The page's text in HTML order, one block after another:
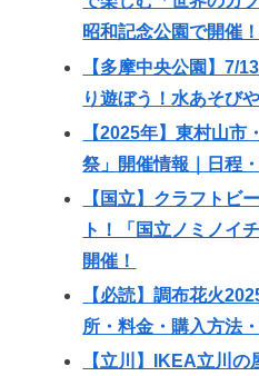
昭和記念公園で開催！
【多摩中央公園】7/
り遊ぼう！水あそび
【2025年】東村山市
祭」開催情報｜日程
【国立】クラフトビ
ト！「国立ノミノイ
開催！
【必読】調布花火
所・料金・購入方法
【立川】IKEA立川